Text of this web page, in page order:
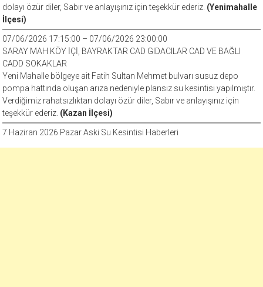
dolayı özür diler, Sabır ve anlayışınız için teşekkür ederiz. (Yenimahalle
İlçesi)
07/06/2026 17:15:00 – 07/06/2026 23:00:00
SARAY MAH KÖY İÇİ, BAYRAKTAR CAD GIDACILAR CAD VE BAĞLI
CADD SOKAKLAR
Yeni Mahalle bölgeye ait Fatih Sultan Mehmet bulvarı susuz depo
pompa hattında oluşan arıza nedeniyle plansız su kesintisi yapılmıştır.
Verdiğimiz rahatsızlıktan dolayı özür diler, Sabır ve anlayışınız için
teşekkür ederiz. (Kazan İlçesi)
7 Haziran 2026 Pazar Aski Su Kesintisi Haberleri